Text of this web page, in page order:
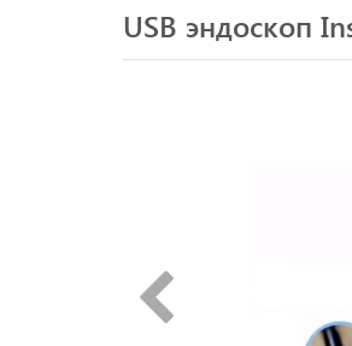
USB эндоскоп